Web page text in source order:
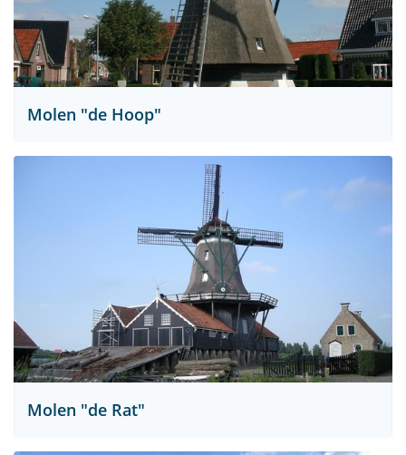
Molen "de Hoop"
Molen "de Rat"